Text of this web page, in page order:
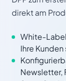
direkt am
White-
Ihre
Newsletter,